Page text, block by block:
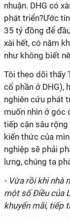
nhuận. DHG có
phát triển?Ước
35 tỷ đồng để
xài hết, có năm
như không biết
Tôi theo dõi thấy
cổ phần ở DHG),
nghiên cứu phát
muốn nhìn ở góc
tiếp cận sâu
kiến thức của
nghiệp sẽ phải
lưng, chúng ta
- Vừa rồi khi nhà
một số Điều của
khuyến mãi, tiếp